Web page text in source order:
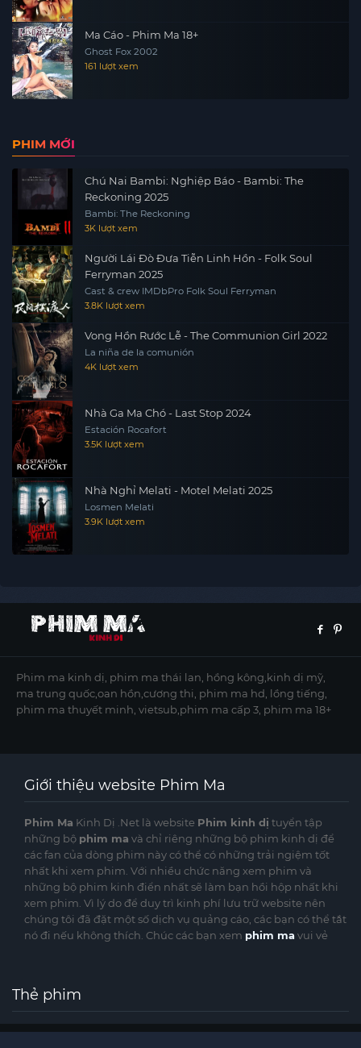
Ma Cáo - Phim Ma 18+
Ghost Fox 2002
161 lượt xem
PHIM MỚI
Chú Nai Bambi: Nghiệp Báo - Bambi: The
Reckoning 2025
Bambi: The Reckoning
3K lượt xem
Người Lái Đò Đưa Tiễn Linh Hồn - Folk Soul
Ferryman 2025
Cast & crew IMDbPro Folk Soul Ferryman
3.8K lượt xem
Vong Hồn Rước Lễ - The Communion Girl 2022
La niña de la comunión
4K lượt xem
Nhà Ga Ma Chó - Last Stop 2024
Estación Rocafort
3.5K lượt xem
Nhà Nghỉ Melati - Motel Melati 2025
Losmen Melati
3.9K lượt xem
Phim ma kinh dị, phim ma thái lan, hồng kông,kinh dị mỹ,
ma trung quốc,oan hồn,cương thi, phim ma hd, lồng tiếng,
phim ma thuyết minh, vietsub,phim ma cấp 3, phim ma 18+
Giới thiệu website Phim Ma
Phim Ma Kinh Dị .Net là website Phim kinh dị tuyển tập
những bộ phim ma và chỉ riêng những bộ phim kinh dị để
các fan của dòng phim này có thể có những trải ngiệm tốt
nhất khi xem phim. Với nhiều chức năng xem phim và
những bộ phim kinh điển nhất sẽ làm bạn hồi hộp nhất khi
xem phim. Vì lý do để duy trì kinh phí lưu trữ website nên
chúng tôi đã đặt một số dịch vụ quảng cáo, các bạn có thể tắt
nó đi nếu không thích. Chúc các bạn xem phim mavui vẻ
Thẻ phim